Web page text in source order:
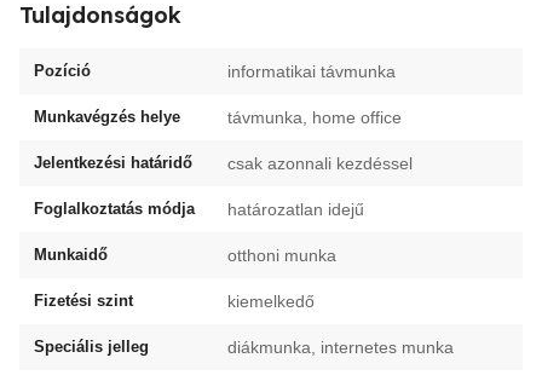
Tulajdonságok
Pozíció informatikai távmunka
Munkavégzés helye távmunka, home office
Jelentkezési határidő csak azonnali kezdéssel
Foglalkoztatás módja határozatlan idejű
Munkaidő otthoni munka
Fizetési szint kiemelkedő
Speciális jelleg diákmunka, internetes munka